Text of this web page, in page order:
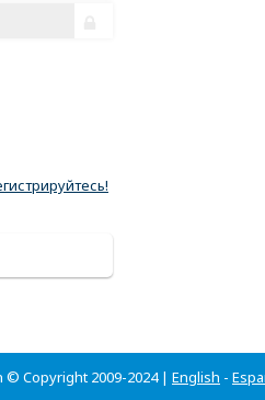
© Copyright 2009-2024 | English -